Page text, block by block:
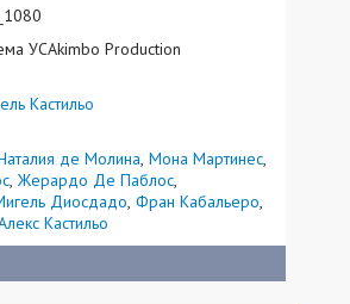
УСAkimbo Production
Кастильо
де Молина Мона Мартинес
Жерардо Де Паблос
Диосдадо Фран Кабальеро
Кастильо